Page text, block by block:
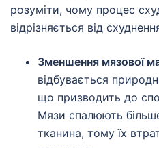
розуміти, чому процес
відрізняється від
Зменшення мязової
відбувається
що призводить до
Мязи спалюють
тканина, тому їх